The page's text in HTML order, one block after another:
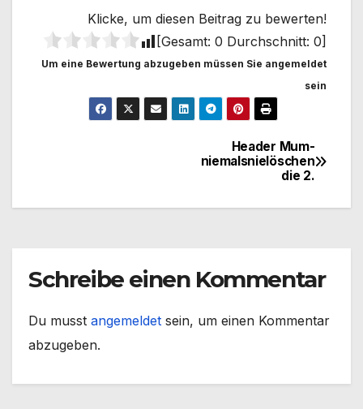
Klicke, um diesen Beitrag zu bewerten!
[Gesamt: 0 Durchschnitt: 0]
Um eine Bewertung abzugeben müssen Sie angemeldet
sein
BeitragsnavigationHeader Mum-
niemalsnielöschen
die 2.
Schreibe einen Kommentar
Du musst angemeldet sein, um einen Kommentar
abzugeben.